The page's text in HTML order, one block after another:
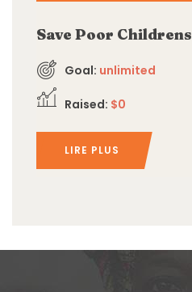
Save Poor Childrens
Goal: unlimited
Raised: $0
LIRE PLUS